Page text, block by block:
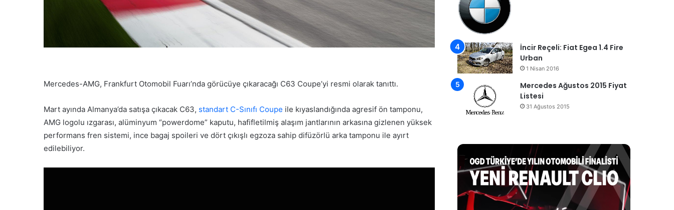
Mercedes-AMG, Frankfurt Otomobil Fuarı’nda görücüye çıkaracağı C63 Coupe’yi resmi olarak tanıttı.
Mart ayında Almanya’da satışa çıkacak C63, standart C-Sınıfı Coupe ile kıyaslandığında agresif ön tamponu,
AMG logolu ızgarası, alüminyum “powerdome” kaputu, hafifletilmiş alaşım jantlarının arkasına gizlenen yüksek
performans fren sistemi, ince bagaj spoileri ve dört çıkışlı egzoza sahip difüzörlü arka tamponu ile ayırt
edilebiliyor.
İncir Reçeli: Fiat Egea 1.4 Fire
Urban
1 Nisan 2016
Mercedes Ağustos 2015 Fiyat
Listesi
31 Ağustos 2015